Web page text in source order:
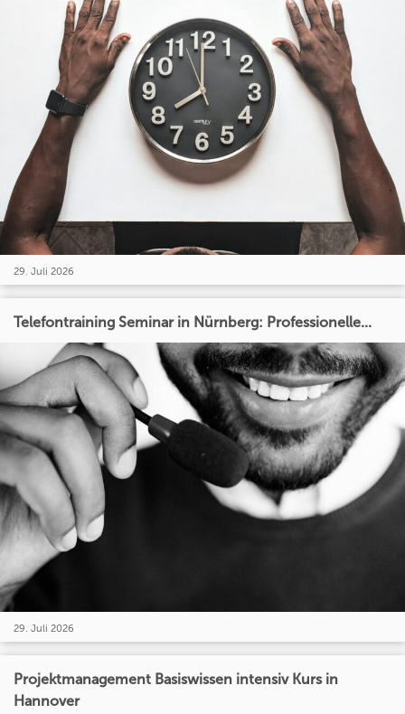
29. Juli 2026
Telefontraining Seminar in Nürnberg: Professionelle...
29. Juli 2026
Projektmanagement Basiswissen intensiv Kurs in
Hannover